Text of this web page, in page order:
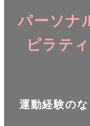
パーソナ
ピラテ
運動経験の